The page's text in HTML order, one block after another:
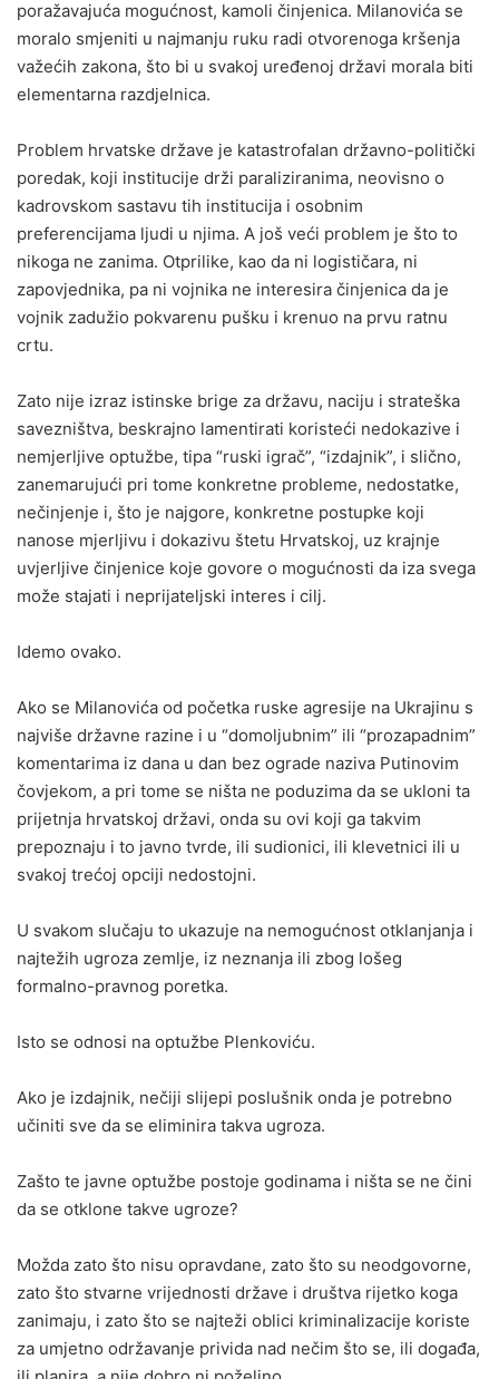
poražavajuća mogućnost, kamoli činjenica. Milanovića se
moralo smjeniti u najmanju ruku radi otvorenoga kršenja
važećih zakona, što bi u svakoj uređenoj državi morala biti
elementarna razdjelnica.
Problem hrvatske države je katastrofalan državno-politički
poredak, koji institucije drži paraliziranima, neovisno o
kadrovskom sastavu tih institucija i osobnim
preferencijama ljudi u njima. A još veći problem je što to
nikoga ne zanima. Otprilike, kao da ni logističara, ni
zapovjednika, pa ni vojnika ne interesira činjenica da je
vojnik zadužio pokvarenu pušku i krenuo na prvu ratnu
crtu.
Zato nije izraz istinske brige za državu, naciju i strateška
savezništva, beskrajno lamentirati koristeći nedokazive i
nemjerljive optužbe, tipa “ruski igrač”, “izdajnik”, i slično,
zanemarujući pri tome konkretne probleme, nedostatke,
nečinjenje i, što je najgore, konkretne postupke koji
nanose mjerljivu i dokazivu štetu Hrvatskoj, uz krajnje
uvjerljive činjenice koje govore o mogućnosti da iza svega
može stajati i neprijateljski interes i cilj.
Idemo ovako.
Ako se Milanovića od početka ruske agresije na Ukrajinu s
najviše državne razine i u “domoljubnim” ili “prozapadnim”
komentarima iz dana u dan bez ograde naziva Putinovim
čovjekom, a pri tome se ništa ne poduzima da se ukloni ta
prijetnja hrvatskoj državi, onda su ovi koji ga takvim
prepoznaju i to javno tvrde, ili sudionici, ili klevetnici ili u
svakoj trećoj opciji nedostojni.
U svakom slučaju to ukazuje na nemogućnost otklanjanja i
najtežih ugroza zemlje, iz neznanja ili zbog lošeg
formalno-pravnog poretka.
Isto se odnosi na optužbe Plenkoviću.
Ako je izdajnik, nečiji slijepi poslušnik onda je potrebno
učiniti sve da se eliminira takva ugroza.
Zašto te javne optužbe postoje godinama i ništa se ne čini
da se otklone takve ugroze?
Možda zato što nisu opravdane, zato što su neodgovorne,
zato što stvarne vrijednosti države i društva rijetko koga
zanimaju, i zato što se najteži oblici kriminalizacije koriste
za umjetno održavanje privida nad nečim što se, ili događa,